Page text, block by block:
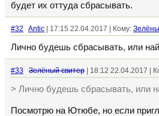
будет их оттуда сбрасывать.
#32 Antic | 17:15 22.04.2017 | Кому:
Лично будешь сбрасывать, или
#33 Зелёный свитер | 18:12 22.04.2017 |
> Лично будешь сбрасывать, или
Посмотрю на Ютюбе, но если